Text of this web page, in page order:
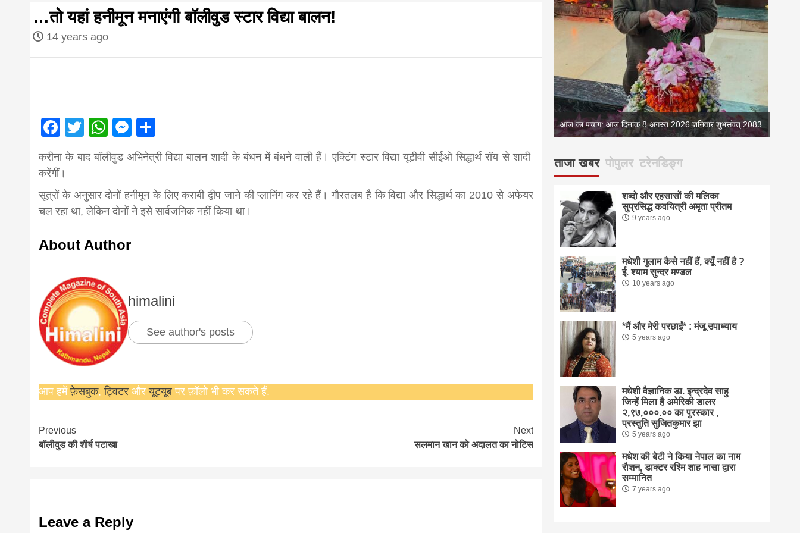
first hindi
magazine of
news in hindi
from
Nepal,madhesh
news,financial
news,loan,bank
news, madhesh
khabar
…तो यहां हनीमून मनाएंगी बॉलीवुड स्टार विद्या बालन!
14 years ago
Facebook
TwitterWhatsApp
Messenger
करीना के बाद बॉलीवुड अभिनेत्री विद्या बालन शादी के बंधन में बंधने वाली हैं। एक्टिंग स्टार विद्या यूटीवी सीईओ सिद्धार्थ रॉय से शादी
करेंगीं।
सूत्रों के अनुसार दोनों हनीमून के लिए कराबी द्वीप जाने की प्लानिंग कर रहे हैं। गौरतलब है कि विद्या और सिद्धार्थ का 2010 से अफेयर
चल रहा था, लेकिन दोनों ने इसे सार्वजनिक नहीं किया था।
About Author
himalini
See author's posts
आप हमेंफ़ेसबुक,ट्विटरऔरयूट्यूब पर फ़ॉलो भी कर सकते हैं.
Continue
Reading
Previous
बॉलीवुड की शीर्ष पटाखा
Next
सलमान खान को अदालत का नोटिस
Leave a Reply
आज का पंचांग: आज दिनांक 5 अगस्त 2026 बुधवार शुभसंवत् 2083 आज का पंचांग: आज दिनांक 8 अगस्त 2026 शनिवार शुभसंवत् 2083
ताजा खबर पोपुलर टरेनडिङ्ग
शब्दो और एहसासों की मलिका
सुप्रसिद्ध कवयित्री अमृता प्रीतम
9 years ago
मधेशी गुलाम कैसे नहीं हैं, क्यूँ नहीं है ?
ई. श्याम सुन्दर मण्डल
10 years ago
*मैं और मेरी परछाईं* : मंजू उपाध्याय
5 years ago
मधेशी वैज्ञानिक डा. इन्द्रदेव साहु
जिन्हें मिला है अमेरिकी डालर
२,९७,०००.०० का पुरस्कार ,
प्रस्तुति सुजितकुमार झा
5 years ago
मधेश की बेटी ने किया नेपाल का नाम
राैशन, डाक्टर रश्मि शाह नासा द्वारा
सम्मानित
7 years ago